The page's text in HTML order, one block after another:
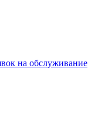
на обслуживание